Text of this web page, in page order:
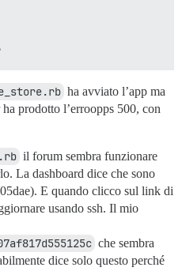
ha avviato l’app ma
prodotto l’erroopps 500, con
il forum sembra funzionare
La dashboard dice che sono
E quando clicco sul link di
usando ssh. Il mio
che sembra
dice solo questo perché